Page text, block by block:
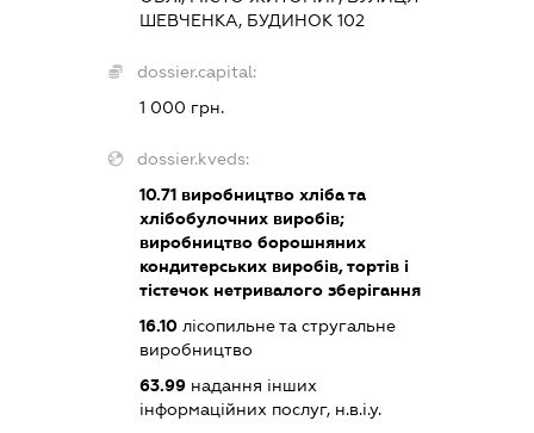
ШЕВЧЕНКА, БУДИНОК 102
dossier.capital:
1 000 грн.
dossier.kveds:
10.71 виробництво хліба та
хлібобулочних виробів;
виробництво борошняних
кондитерських виробів, тортів і
тістечок нетривалого зберігання
16.10 лісопильне та стругальне
виробництво
63.99 надання інших
інформаційних послуг, н.в.і.у.